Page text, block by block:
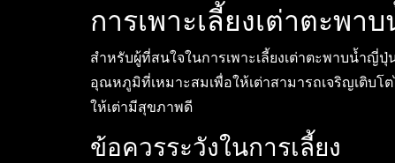
การเพาะเลี้ยงเต่าตะพา
สำหรับผู้ที่สนใจในการเพาะเลี้ยงเต่าตะพาบน้ำ
อุณหภูมิที่เหมาะสมเพื่อให้เต่าสามารถเจริญเติบ
ให้เต่ามีสุขภาพดี
ข้อควรระวังในการเลี้ยง